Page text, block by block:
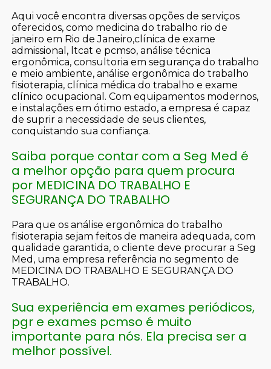
Aqui você encontra diversas opções de serviços
oferecidos, como medicina do trabalho rio de
janeiro em Rio de Janeiro,clínica de exame
admissional, ltcat e pcmso, análise técnica
ergonômica, consultoria em segurança do trabalho
e meio ambiente, análise ergonômica do trabalho
fisioterapia, clínica médica do trabalho e exame
clínico ocupacional. Com equipamentos modernos,
e instalações em ótimo estado, a empresa é capaz
de suprir a necessidade de seus clientes,
conquistando sua confiança.
Saiba porque contar com a Seg Med é
a melhor opção para quem procura
por MEDICINA DO TRABALHO E
SEGURANÇA DO TRABALHO
Para que os análise ergonômica do trabalho
fisioterapia sejam feitos de maneira adequada, com
qualidade garantida, o cliente deve procurar a Seg
Med, uma empresa referência no segmento de
MEDICINA DO TRABALHO E SEGURANÇA DO
TRABALHO.
Sua experiência em exames periódicos,
pgr e exames pcmso é muito
importante para nós. Ela precisa ser a
melhor possível.